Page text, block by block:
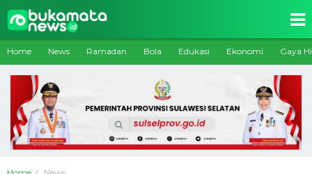
Home News Ramadan Bola Edukasi Ekonomi Gaya